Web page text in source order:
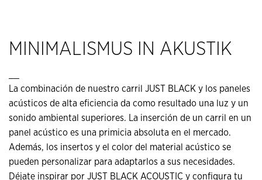
MINIMALISMUS IN AKUSTIK
La combinación de nuestro carril JUST BLACK y los paneles
acústicos de alta eficiencia da como resultado una luz y un
sonido ambiental superiores. La inserción de un carril en un
panel acústico es una primicia absoluta en el mercado.
Además, los insertos y el color del material acústico se
pueden personalizar para adaptarlos a sus necesidades.
Déjate inspirar por JUST BLACK ACOUSTIC y configura tu